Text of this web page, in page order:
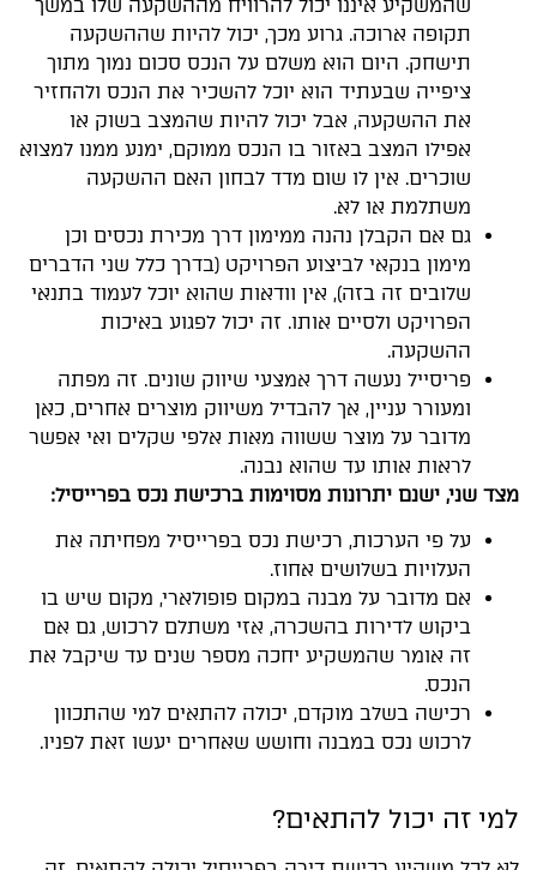
שהמשקיע איננו יכול להרוויח מההשקעה שלו במשך
תקופה ארוכה. גרוע מכך, יכול להיות שההשקעה
תישחק. היום הוא משלם על הנכס סכום נמוך מתוך
ציפייה שבעתיד הוא יוכל להשכיר את הנכס ולהחזיר
את ההשקעה, אבל יכול להיות שהמצב בשוק או
אפילו המצב באזור בו הנכס ממוקם, ימנע ממנו למצוא
שוכרים. אין לו שום מדד לבחון האם ההשקעה
משתלמת או לא.
גם אם הקבלן נהנה ממימון דרך מכירת נכסים וכן
מימון בנקאי לביצוע הפרויקט (בדרך כלל שני הדברים
שלובים זה בזה), אין וודאות שהוא יוכל לעמוד בתנאי
הפרויקט ולסיים אותו. זה יכול לפגוע באיכות
ההשקעה.
פריסייל נעשה דרך אמצעי שיווק שונים. זה מפתה
ומעורר עניין, אך להבדיל משיווק מוצרים אחרים, כאן
מדובר על מוצר ששווה מאות אלפי שקלים ואי אפשר
לראות אותו עד שהוא נבנה.
מצד שני, ישנם יתרונות מסוימות ברכישת נכס בפרייסיל:
על פי הערכות, רכישת נכס בפרייסיל מפחיתה את
העלויות בשלושים אחוז.
אם מדובר על מבנה במקום פופולארי, מקום שיש בו
ביקוש לדירות בהשכרה, אזי משתלם לרכוש, גם אם
זה אומר שהמשקיע יחכה מספר שנים עד שיקבל את
הנכס.
רכישה בשלב מוקדם, יכולה להתאים למי שהתכוון
לרכוש נכס במבנה וחושש שאחרים יעשו זאת לפניו.
למי זה יכול להתאים?